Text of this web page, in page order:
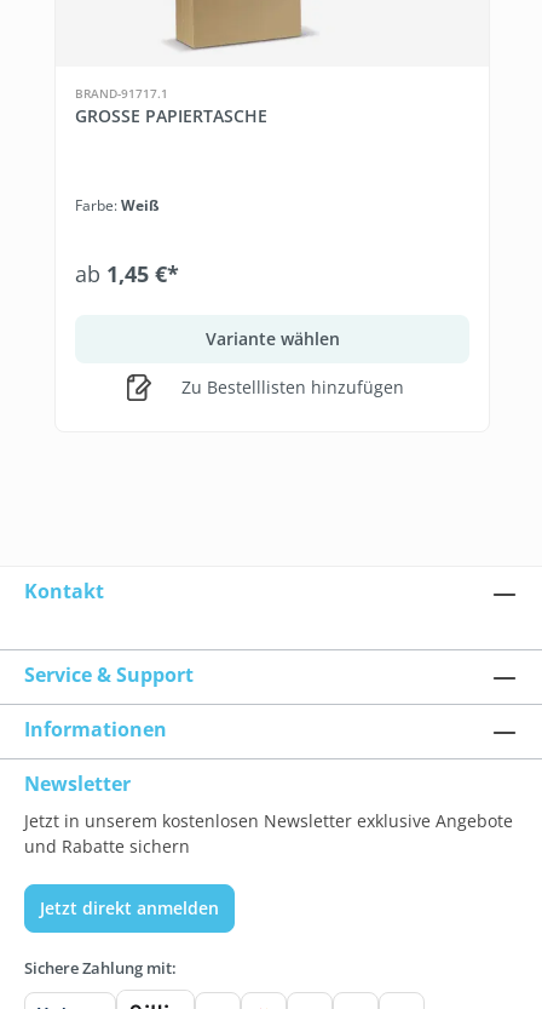
BRAND-91717.1
GROSSE PAPIERTASCHE
Farbe:Weiß
ab 1,45 €*
Variante wählen
Zu Bestelllisten hinzufügen
Kontakt
Service & Support
Informationen
Newsletter
Jetzt in unserem kostenlosen Newsletter exklusive Angebote
und Rabatte sichern
Jetzt direkt anmelden
Sichere Zahlung mit: